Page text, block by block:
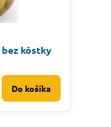
kôstky
Do košíka